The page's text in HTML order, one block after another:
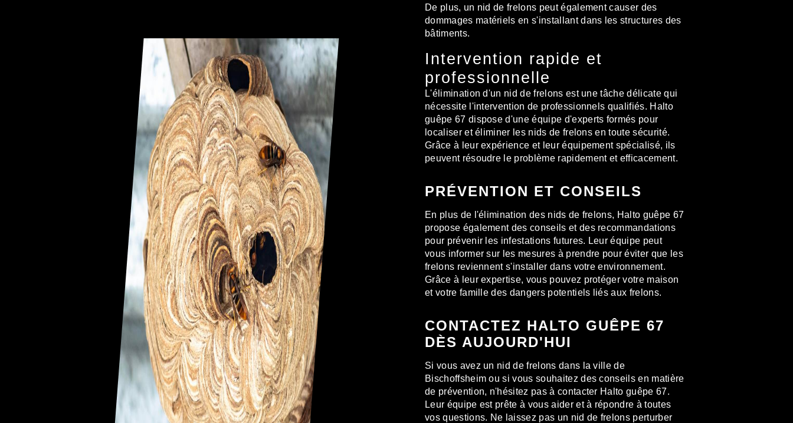
De plus, un nid de frelons peut également causer des
dommages matériels en s'installant dans les structures des
bâtiments.
Intervention rapide et
professionnelle
L'élimination d'un nid de frelons est une tâche délicate qui
nécessite l'intervention de professionnels qualifiés. Halto
guêpe 67 dispose d'une équipe d'experts formés pour
localiser et éliminer les nids de frelons en toute sécurité.
Grâce à leur expérience et leur équipement spécialisé, ils
peuvent résoudre le problème rapidement et efficacement.
PRÉVENTION ET CONSEILS
En plus de l'élimination des nids de frelons, Halto guêpe 67
propose également des conseils et des recommandations
pour prévenir les infestations futures. Leur équipe peut
vous informer sur les mesures à prendre pour éviter que les
frelons reviennent s'installer dans votre environnement.
Grâce à leur expertise, vous pouvez protéger votre maison
et votre famille des dangers potentiels liés aux frelons.
CONTACTEZ HALTO GUÊPE 67
DÈS AUJOURD'HUI
Si vous avez un nid de frelons dans la ville de
Bischoffsheim ou si vous souhaitez des conseils en matière
de prévention, n'hésitez pas à contacter Halto guêpe 67.
Leur équipe est prête à vous aider et à répondre à toutes
vos questions. Ne laissez pas un nid de frelons perturber